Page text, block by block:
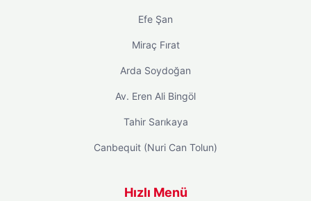
Efe Şan
Miraç Fırat
Arda Soydoğan
Av. Eren Ali Bingöl
Tahir Sarıkaya
Canbequit (Nuri Can Tolun)
Hızlı Menü